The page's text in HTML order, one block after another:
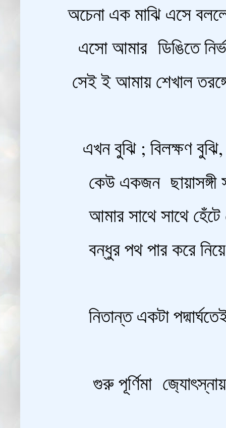
অচেনা এক মাঝি এসে
এসো আমার ডিঙিতে
সেই ই আমায় শেখাল
এখন বুঝি ; বিলক্ষণ বুঝি,
কেউ একজন ছায়াসঙ্গী
আমার সাথে সাথে হেঁটে
বন্ধুর পথ পার করে নিয়ে
নিতান্ত একটা পদ্মার্ঘ‍তেই
গুরু পূর্ণিমা জ‍্যোৎস্নায়